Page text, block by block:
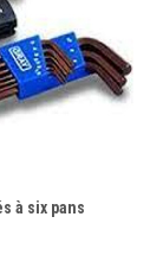
à six pans